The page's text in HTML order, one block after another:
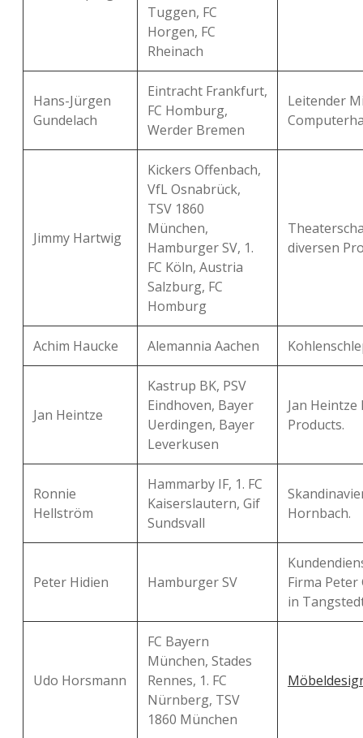
Tuggen, FC
Horgen, FC
Rheinach
Hans-Jürgen
Gundelach
Eintracht Frankfurt,
FC Homburg,
Werder Bremen
Leitender
Jimmy Hartwig
Kickers Offenbach,
VfL Osnabrück,
TSV 1860
München,
Hamburger SV, 1.
FC Köln, Austria
Salzburg, FC
Homburg
diversen
Achim Haucke Alemannia Aachen
Jan Heintze
Kastrup BK, PSV
Eindhoven, Bayer
Uerdingen, Bayer
Leverkusen
Jan
Products.
Ronnie
Hellström
Hammarby IF, 1. FC
Kaiserslautern, Gif
Sundsvall
Hornbach.
Peter Hidien Hamburger SV
Firma
in
Udo Horsmann
FC Bayern
München, Stades
Rennes, 1. FC
Nürnberg, TSV
1860 München